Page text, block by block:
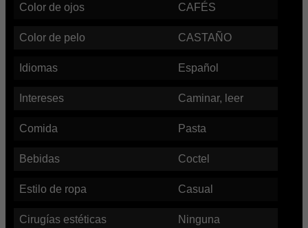
Color de ojos CAFÉS
Color de pelo CASTAÑO
Idiomas Español
Intereses Caminar, leer
Comida Pasta
Bebidas Coctel
Estilo de ropa Casual
Cirugías estéticas Ninguna